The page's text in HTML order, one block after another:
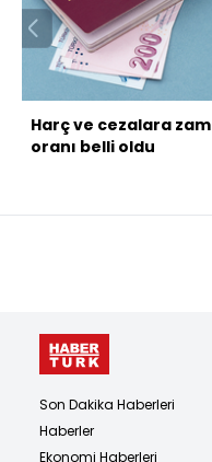
Harç ve cezalara zam
oranı belli oldu
Son Dakika Haberleri
Haberler
Ekonomi Haberleri